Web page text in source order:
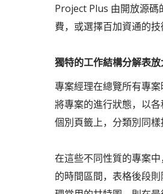
Project Plus 由開放源碼
費，或選擇百加資通的
獨特的工作結構分解表
專案經理在總覽所有專
將專案的進行狀態，以
個別頁籤上，分類別同
在這些不同性質的專案
的時間區間，表格後段